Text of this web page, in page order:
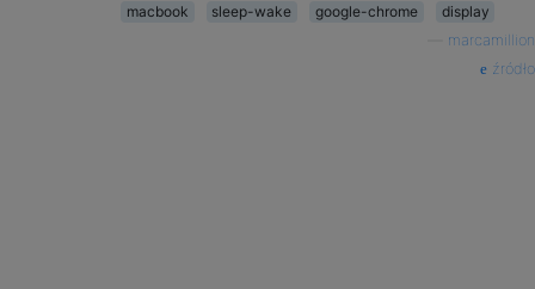
macbook sleep-wake google-chrome
display
marcamillion
źródło